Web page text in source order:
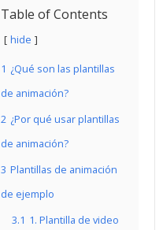
Table of Contents
hide
1 ¿Qué son las plantillas
de animación?
2 ¿Por qué usar plantillas
de animación?
3 Plantillas de animación
de ejemplo
3.1 1. Plantilla de video